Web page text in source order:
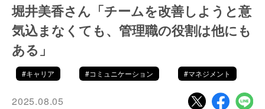
堀井美香さん「チームを改善しようと意
気込まなくても、管理職の役割は他にも
ある」
#キャリア #コミュニケーション #マネジメント
2025.08.05